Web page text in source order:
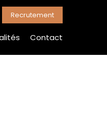
Recrutement
Contact